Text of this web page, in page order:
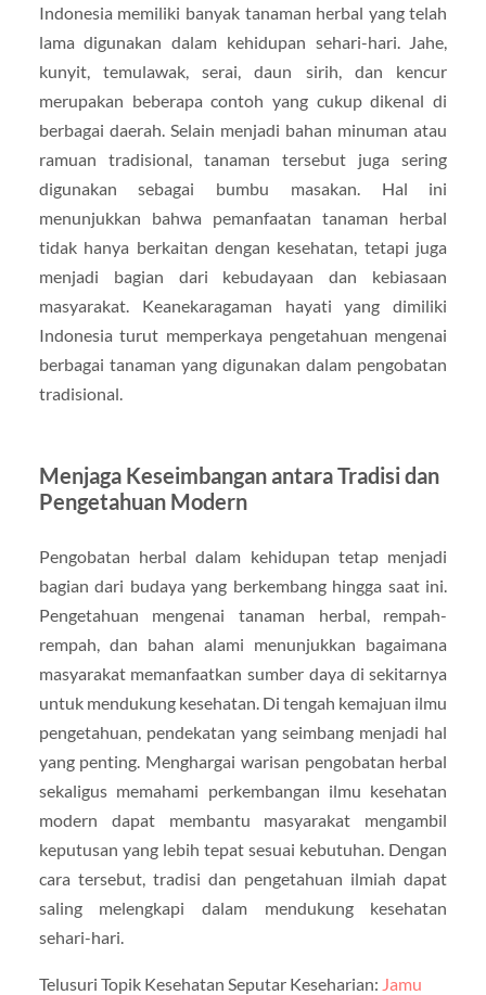
Indonesia memiliki banyak tanaman herbal yang telah
lama digunakan dalam kehidupan sehari-hari. Jahe,
kunyit, temulawak, serai, daun sirih, dan kencur
merupakan beberapa contoh yang cukup dikenal di
berbagai daerah. Selain menjadi bahan minuman atau
ramuan tradisional, tanaman tersebut juga sering
digunakan sebagai bumbu masakan. Hal ini
menunjukkan bahwa pemanfaatan tanaman herbal
tidak hanya berkaitan dengan kesehatan, tetapi juga
menjadi bagian dari kebudayaan dan kebiasaan
masyarakat. Keanekaragaman hayati yang dimiliki
Indonesia turut memperkaya pengetahuan mengenai
berbagai tanaman yang digunakan dalam pengobatan
tradisional.
Menjaga Keseimbangan antara Tradisi dan
Pengetahuan Modern
Pengobatan herbal dalam kehidupan tetap menjadi
bagian dari budaya yang berkembang hingga saat ini.
Pengetahuan mengenai tanaman herbal, rempah-
rempah, dan bahan alami menunjukkan bagaimana
masyarakat memanfaatkan sumber daya di sekitarnya
untuk mendukung kesehatan. Di tengah kemajuan ilmu
pengetahuan, pendekatan yang seimbang menjadi hal
yang penting. Menghargai warisan pengobatan herbal
sekaligus memahami perkembangan ilmu kesehatan
modern dapat membantu masyarakat mengambil
keputusan yang lebih tepat sesuai kebutuhan. Dengan
cara tersebut, tradisi dan pengetahuan ilmiah dapat
saling melengkapi dalam mendukung kesehatan
sehari-hari.
Telusuri Topik Kesehatan Seputar Keseharian: Jamu